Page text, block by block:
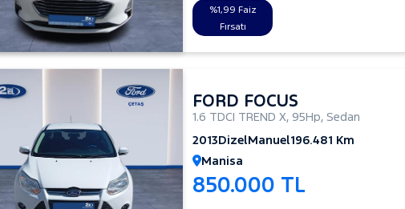
%1,99 Faiz
Fırsatı
FORD FOCUS
1.6 TDCI TREND X, 95Hp, Sedan
2013DizelManuel196.481 Km
Manisa
850.000 TL